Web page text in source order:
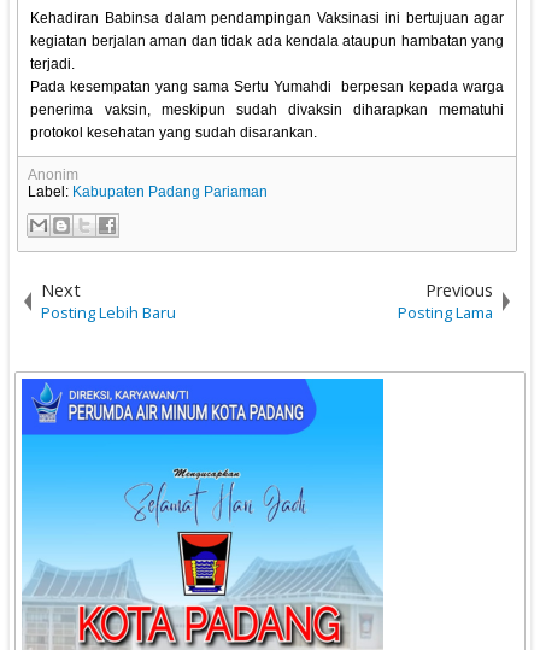
Kehadiran Babinsa dalam pendampingan Vaksinasi ini bertujuan agar
kegiatan berjalan aman dan tidak ada kendala ataupun hambatan yang
terjadi.
Pada kesempatan yang sama Sertu Yumahdi berpesan kepada warga
penerima vaksin, meskipun sudah divaksin diharapkan mematuhi
protokol kesehatan yang sudah disarankan.
Anonim
Label: Kabupaten Padang Pariaman
Next
Posting Lebih Baru
Previous
Posting Lama